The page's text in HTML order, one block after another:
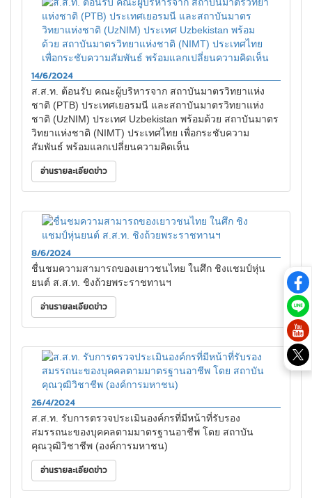
14/6/2024
ส.ส.ท. ต้อนรับ คณะผู้บริหารจาก สถาบันมาตรวิทยาแห่ง
ชาติ (PTB) ประเทศเยอรมนี และสถาบันมาตรวิทยาแห่ง
ชาติ (UzNIM) ประเทศ Uzbekistan พร้อมด้วย สถาบันมาตร
วิทยาแห่งชาติ (NIMT) ประเทศไทย เพื่อกระชับความ
สัมพันธ์ พร้อมแลกเปลี่ยนความคิดเห็น
อ่านรายละเอียดข่าว
8/6/2024
ชื่นชมความสามารถของเยาวชนไทย ในศึก ชิงแชมป์หุ่น
ยนต์ ส.ส.ท. ชิงถ้วยพระราชทานฯ
อ่านรายละเอียดข่าว
26/4/2024
ส.ส.ท. รับการตรวจประเมินองค์กรที่มีหน้าที่รับรอง
สมรรถนะของบุคคลตามมาตรฐานอาชีพ โดย สถาบัน
คุณวุฒิวิชาชีพ (องค์การมหาชน)
อ่านรายละเอียดข่าว